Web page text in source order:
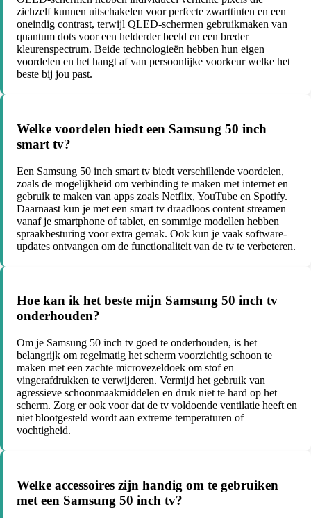
zichzelf kunnen uitschakelen voor perfecte zwarttinten en een
oneindig contrast, terwijl QLED-schermen gebruikmaken van
quantum dots voor een helderder beeld en een breder
kleurenspectrum. Beide technologieën hebben hun eigen
voordelen en het hangt af van persoonlijke voorkeur welke het
beste bij jou past.
Welke voordelen biedt een Samsung 50 inch
smart tv?
Een Samsung 50 inch smart tv biedt verschillende voordelen,
zoals de mogelijkheid om verbinding te maken met internet en
gebruik te maken van apps zoals Netflix, YouTube en Spotify.
Daarnaast kun je met een smart tv draadloos content streamen
vanaf je smartphone of tablet, en sommige modellen hebben
spraakbesturing voor extra gemak. Ook kun je vaak software-
updates ontvangen om de functionaliteit van de tv te verbeteren.
Hoe kan ik het beste mijn Samsung 50 inch tv
onderhouden?
Om je Samsung 50 inch tv goed te onderhouden, is het
belangrijk om regelmatig het scherm voorzichtig schoon te
maken met een zachte microvezeldoek om stof en
vingerafdrukken te verwijderen. Vermijd het gebruik van
agressieve schoonmaakmiddelen en druk niet te hard op het
scherm. Zorg er ook voor dat de tv voldoende ventilatie heeft en
niet blootgesteld wordt aan extreme temperaturen of
vochtigheid.
Welke accessoires zijn handig om te gebruiken
met een Samsung 50 inch tv?